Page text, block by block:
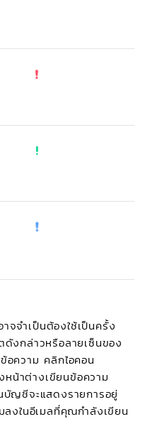
จจำเป็นต้องใช้เป็นครั้ง
งกล่าวหรือลายเซ็นของ
อความ คลิกไอคอน
น้าต่างเขียนข้อความ
ญชีจะแสดงรายการอยู่
ลงในอีเมลที่คุณกำลังเขียน